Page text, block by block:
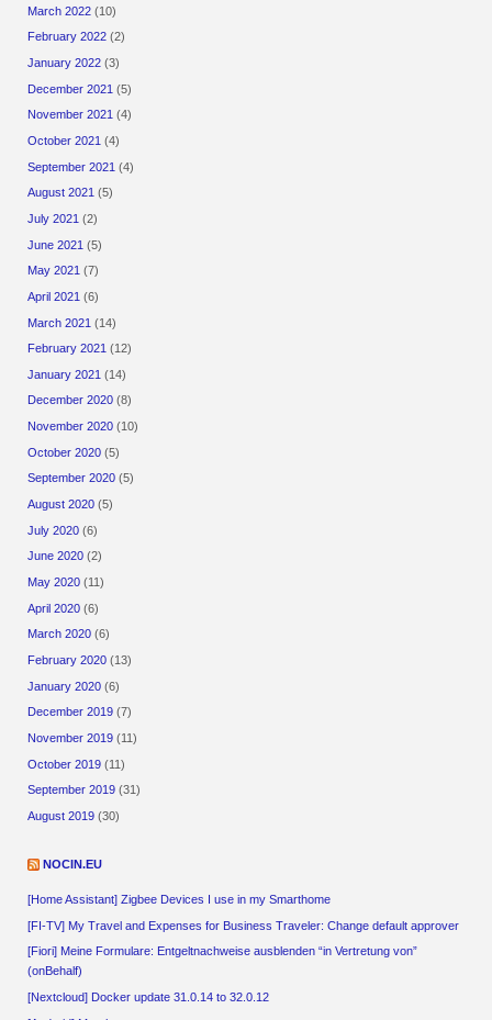
March 2022 (10)
February 2022 (2)
January 2022 (3)
December 2021 (5)
November 2021 (4)
October 2021 (4)
September 2021 (4)
August 2021 (5)
July 2021 (2)
June 2021 (5)
May 2021 (7)
April 2021 (6)
March 2021 (14)
February 2021 (12)
January 2021 (14)
December 2020 (8)
November 2020 (10)
October 2020 (5)
September 2020 (5)
August 2020 (5)
July 2020 (6)
June 2020 (2)
May 2020 (11)
April 2020 (6)
March 2020 (6)
February 2020 (13)
January 2020 (6)
December 2019 (7)
November 2019 (11)
October 2019 (11)
September 2019 (31)
August 2019 (30)
NOCIN.EU
[Home Assistant] Zigbee Devices I use in my Smarthome
[FI-TV] My Travel and Expenses for Business Traveler: Change default approver
[Fiori] Meine Formulare: Entgeltnachweise ausblenden “in Vertretung von”
(onBehalf)
[Nextcloud] Docker update 31.0.14 to 32.0.12